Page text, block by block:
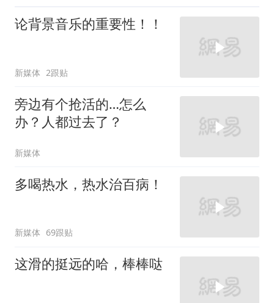
论背景音乐的重要性！！
新媒体 2跟贴
旁边有个抢活的…怎么
办？人都过去了？
新媒体
多喝热水，热水治百病！
新媒体 69跟贴
这滑的挺远的哈，棒棒哒